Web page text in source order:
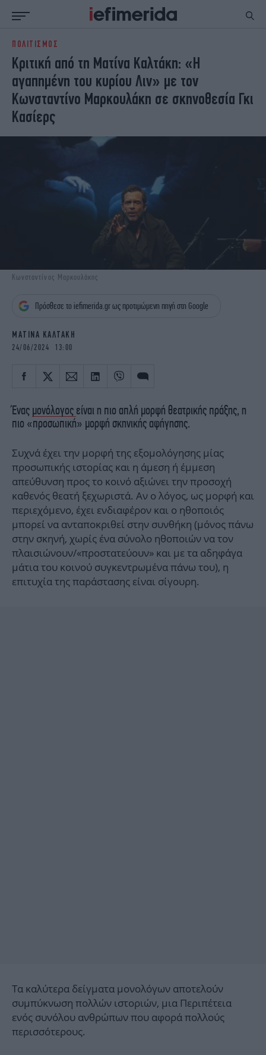
ΕΙΔΗΣΕΙΣ
NON PAPER
ΕΛΛΑΔΑ
ΟΙΚΟΝΟΜΙΑ
ΚΟΣΜΟΣ
ΠΟΛΙΤΙΣΜΟΣ
ΠΑΝΕΛΛΗΝΙΕΣ
ΖΩΗ
ΓΥΝΑΙΚΑ
ENGLISH EDITION
ΤΕΧΝΟΛΟΓΙΑ
ΥΓΕΙΑ
iBOOKS
ΖΩΔΙΑ
MEDIA
ELAMEFORA
NEWSLETTER
ΠΟΛΙΤΙΣΜΟΣ
Kριτική από τη Ματίνα Καλτάκη: «Η
αγαπημένη του κυρίου Λιν» με τον
Κωνσταντίνο Μαρκουλάκη σε σκηνοθεσία Γκι
Κασίερς
Κωνσταντίνος Μαρκουλάκης
Πρόσθεσε το iefimerida.gr ως προτιμώμενη πηγή στη Google
ΜΑΤΙΝΑ ΚΑΛΤΑΚΗ
24/06/2024 13:00
Ένας μονόλογος είναι η πιο απλή μορφή θεατρικής πράξης, η
πιο «προσωπική» μορφή σκηνικής αφήγησης.
Συχνά έχει την μορφή της εξομολόγησης μίας
προσωπικής ιστορίας και η άμεση ή έμμεση
απεύθυνση προς το κοινό αξιώνει την προσοχή
καθενός θεατή ξεχωριστά. Αν ο λόγος, ως μορφή και
περιεχόμενο, έχει ενδιαφέρον και ο ηθοποιός
μπορεί να ανταποκριθεί στην συνθήκη (μόνος πάνω
στην σκηνή, χωρίς ένα σύνολο ηθοποιών να τον
πλαισιώνουν/«προστατεύουν» και με τα αδηφάγα
μάτια του κοινού συγκεντρωμένα πάνω του), η
επιτυχία της παράστασης είναι σίγουρη.
Τα καλύτερα δείγματα μονολόγων αποτελούν
συμπύκνωση πολλών ιστοριών, μια Περιπέτεια
ενός συνόλου ανθρώπων που αφορά πολλούς
περισσότερους.